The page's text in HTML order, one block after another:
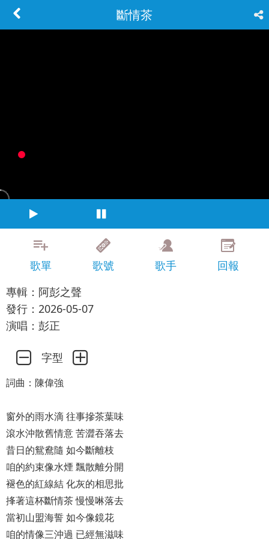
斷情茶
歌單 歌號 歌手
回報
專輯：阿彭之聲
發行：2026-05-07
演唱：彭正
字型
詞曲：陳偉強
窗外的雨水滴 往事摻茶葉味
滾水沖散舊情意 苦澀吞落去
昔日的鴛鴦隨 如今斷離枝
咱的約束像水煙 飄散離分開
褪色的紅線結 化灰的相思批
捀著這杯斷情茶 慢慢啉落去
當初山盟海誓 如今像鏡花
咱的情像三沖過 已經無滋味